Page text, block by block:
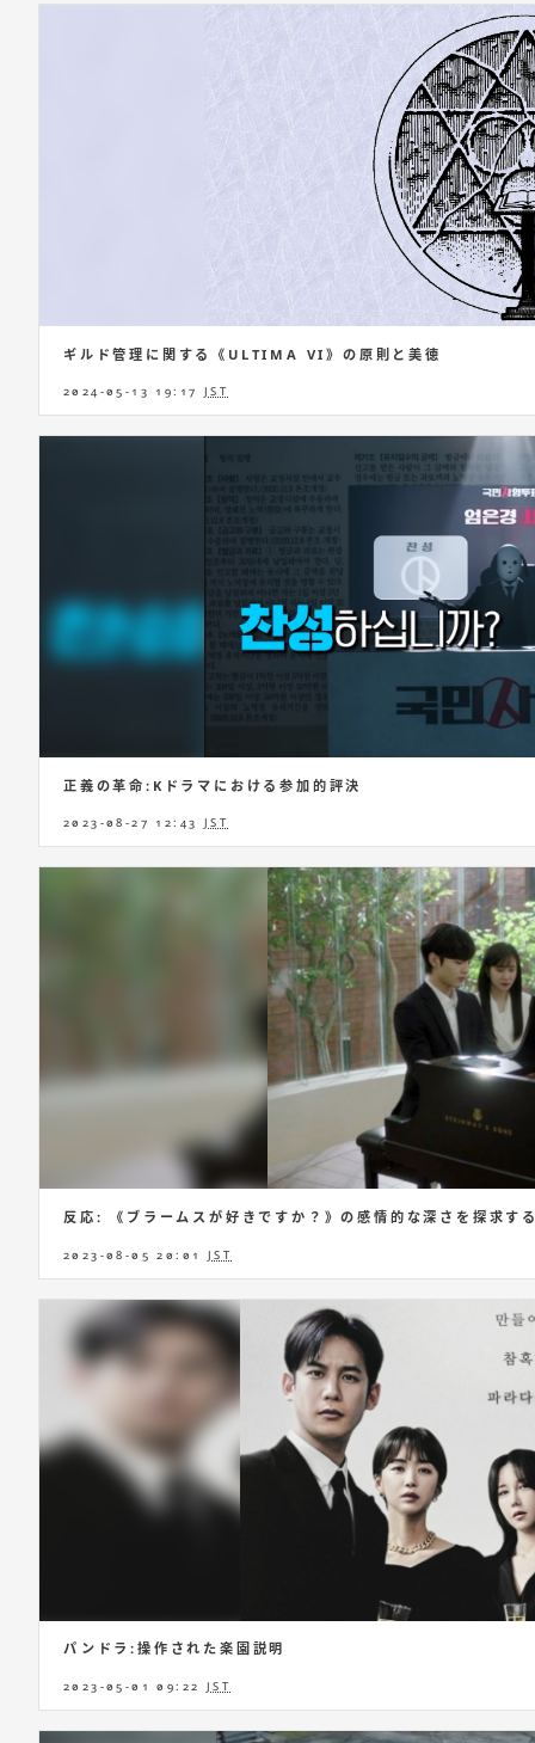
ギルド管理に関する《ULTIMA VI》の原則と美徳
2024-05-13 19:17 JST
正義の革命:Kドラマにおける参加的評決
2023-08-27 12:43 JST
反応: 《ブラームスが好きですか？》の感情的な深さを探求す
2023-08-05 20:01 JST
パンドラ:操作された楽園説明
2023-05-01 09:22 JST